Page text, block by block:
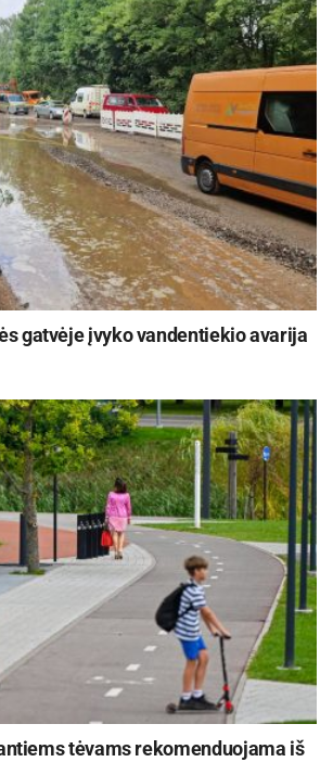
gatvėje įvyko vandentiekio avarija
tėvams rekomenduojama iš